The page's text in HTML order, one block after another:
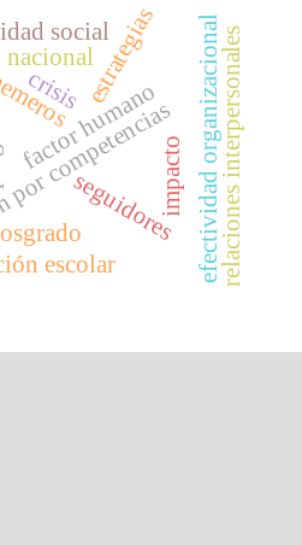
competenciasefectividad organizacional
factor humano relaciones interpersonales
seguidores
impacto
estrategias
escolar
social
crisis